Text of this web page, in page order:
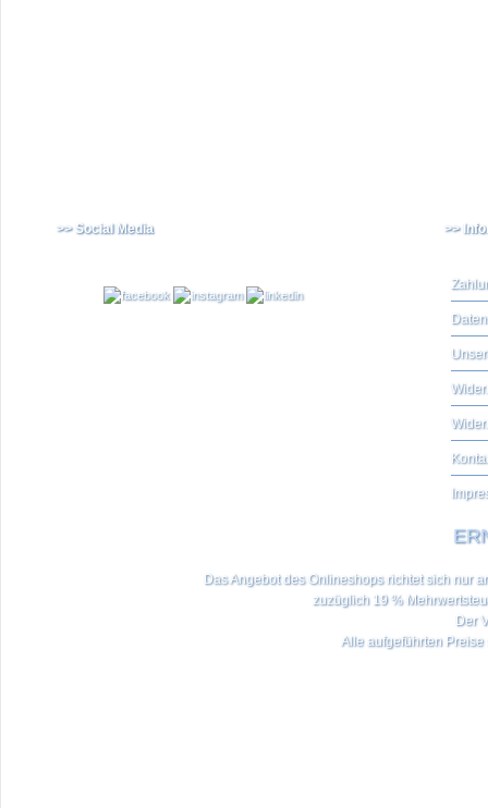
>> Social Media >>
Das Angebot des Onlineshops richtet sich nur
zuzüglich 19 %
Der
Alle aufgeführten